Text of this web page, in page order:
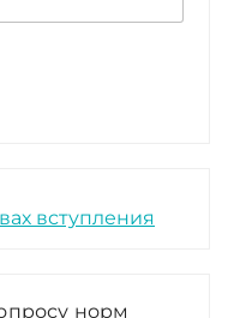
вступления
норм